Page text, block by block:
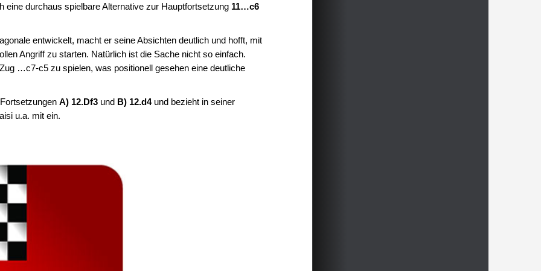
durchaus spielbare Alternative zur Hauptfortsetzung 11…c6
entwickelt, macht er seine Absichten deutlich und hofft, mit
Angriff zu starten. Natürlich ist die Sache nicht so einfach.
…c7-c5 zu spielen, was positionell gesehen eine deutliche
A) 12.Df3 und B) 12.d4 und bezieht in seiner
u.a. mit ein.